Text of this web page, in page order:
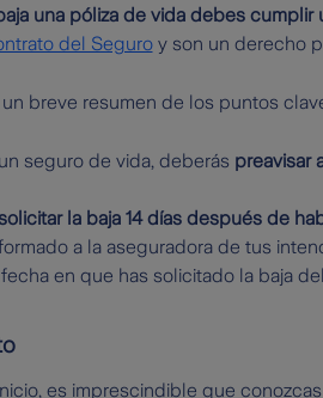
una póliza de vida debes cumplir
del Seguroy son un derecho
breve resumen de los puntos
seguro de vida, deberás preavisar
la baja 14 días después de
a la aseguradora de tus
en que has solicitado la baja
es imprescindible que